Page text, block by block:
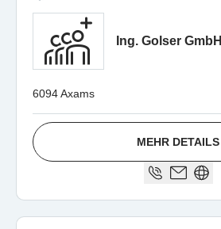
Ing. Golser GmbH
6094 Axams
MEHR DETAILS